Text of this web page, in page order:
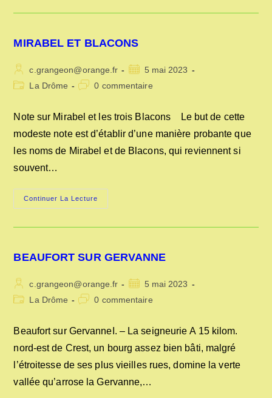
COSNAC
MIRABEL ET BLACONS
Auteur/autrice
de
c.grangeon@orange.fr
Publication
publiée :
5 mai 2023
PostLa Drôme
Commentaires
publication :
0 commentaire
Note sur Mirabel et les trois Blacons Le but de cette
modeste note est d’établir d’une manière probante que
les noms de Mirabel et de Blacons, qui reviennent si
souvent…
Continuer La Lecture
ET
BEAUFORT SUR GERVANNE
Auteur/autrice
de
c.grangeon@orange.fr
Publication
publiée :
5 mai 2023
PostLa Drôme
Commentaires
publication :
0 commentaire
Beaufort sur GervanneI. – La seigneurie A 15 kilom.
nord-est de Crest, un bourg assez bien bâti, malgré
l’étroitesse de ses plus vieilles rues, domine la verte
vallée qu’arrose la Gervanne,…